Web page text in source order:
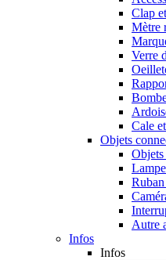
Clap
Mètre
Verre
Cale
Objets
Objets
Autre
Infos
Infos